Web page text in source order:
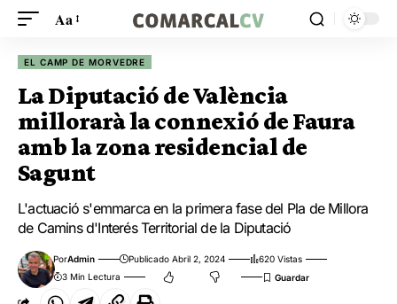
Aa
EL CAMP DE MORVEDRE
La Diputació de València
millorarà la connexió de Faura
amb la zona residencial de
Sagunt
L'actuació s'emmarca en la primera fase del Pla de Millora
de Camins d'Interés Territorial de la Diputació
PorAdmin Publicado Abril 2, 2024
620 Vistas
3 Min Lectura